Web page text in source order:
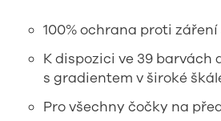
100% ochrana proti záření
K dispozici ve 39 barvách
s gradientem v široké
Pro všechny čočky na